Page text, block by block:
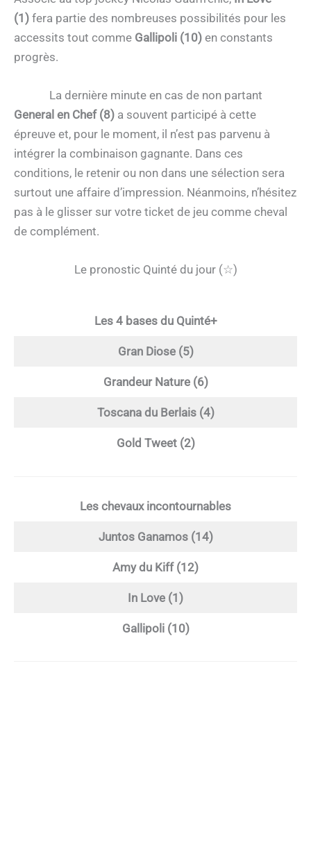
(1) fera partie des nombreuses possibilités pour les
accessits tout comme Gallipoli (10) en constants
progrès.
La dernière minute en cas de non partant
General en Chef (8) a souvent participé à cette
épreuve et, pour le moment, il n’est pas parvenu à
intégrer la combinaison gagnante. Dans ces
conditions, le retenir ou non dans une sélection sera
surtout une affaire d’impression. Néanmoins, n’hésitez
pas à le glisser sur votre ticket de jeu comme cheval
de complément.
Le pronostic Quinté du jour (☆)
Les 4 bases du Quinté+
Gran Diose (5)
Grandeur Nature (6)
Toscana du Berlais (4)
Gold Tweet (2)
Les chevaux incontournables
Juntos Ganamos (14)
Amy du Kiff (12)
In Love (1)
Gallipoli (10)